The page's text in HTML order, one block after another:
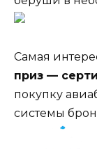
Самая
приз —
покупку
системы